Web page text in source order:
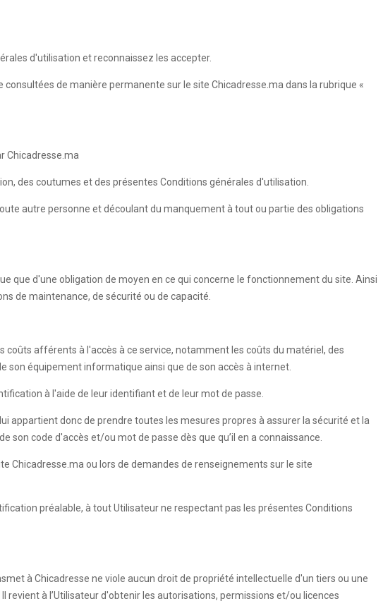
d'utilisation et reconnaissez les accepter.
de manière permanente sur le site Chicadresse.ma dans la rubrique «
Chicadresse.ma
des coutumes et des présentes Conditions générales d'utilisation.
autre personne et découlant du manquement à tout ou partie des obligations
que d'une obligation de moyen en ce qui concerne le fonctionnement du site. Ainsi
de maintenance, de sécurité ou de capacité.
coûts afférents à l'accès à ce service, notamment les coûts du matériel, des
son équipement informatique ainsi que de son accès à internet.
à l'aide de leur identifiant et de leur mot de passe.
appartient donc de prendre toutes les mesures propres à assurer la sécurité et la
code d'accès et/ou mot de passe dès que qu’il en a connaissance.
Chicadresse.ma ou lors de demandes de renseignements sur le site
préalable, à tout Utilisateur ne respectant pas les présentes Conditions
à Chicadresse ne viole aucun droit de propriété intellectuelle d'un tiers ou une
à l’Utilisateur d'obtenir les autorisations, permissions et/ou licences